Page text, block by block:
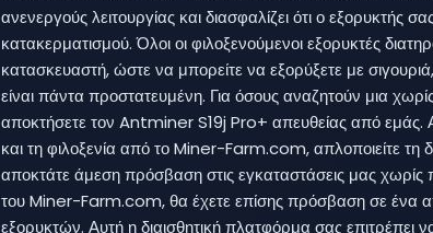
ανενεργούς λειτουργίας και διασφαλίζει ότι ο εξορυκτής
κατακερματισμού. Όλοι οι φιλοξενούμενοι εξορυκτές
κατασκευαστή, ώστε να μπορείτε να εξορύξετε με
είναι πάντα προστατευμένη. Για όσους αναζητούν μια
αποκτήσετε τον Antminer S19j Pro+ απευθείας από εμάς.
και τη φιλοξενία από το Miner-Farm.com, απλοποιείτε τη
αποκτάτε άμεση πρόσβαση στις εγκαταστάσεις μας χωρίς
του Miner-Farm.com, θα έχετε επίσης πρόσβαση σε ένα
εξορυκτών. Αυτή η διαισθητική πλατφόρμα σας